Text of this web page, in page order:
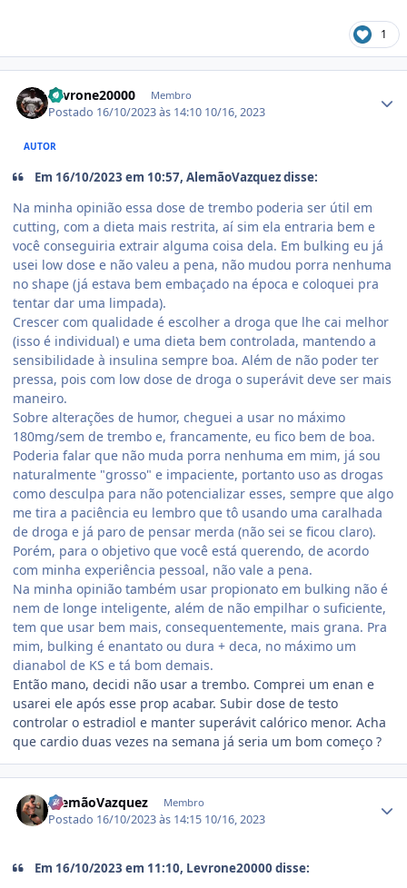
1
Levrone20000 Membro
Postado 16/10/2023 às 14:10 10/16, 2023
AUTOR
Em 16/10/2023 em 10:57, AlemãoVazquez disse:
Na minha opinião essa dose de trembo poderia ser útil em
cutting, com a dieta mais restrita, aí sim ela entraria bem e
você conseguiria extrair alguma coisa dela. Em bulking eu já
usei low dose e não valeu a pena, não mudou porra nenhuma
no shape (já estava bem embaçado na época e coloquei pra
tentar dar uma limpada).
Crescer com qualidade é escolher a droga que lhe cai melhor
(isso é individual) e uma dieta bem controlada, mantendo a
sensibilidade à insulina sempre boa. Além de não poder ter
pressa, pois com low dose de droga o superávit deve ser mais
maneiro.
Sobre alterações de humor, cheguei a usar no máximo
180mg/sem de trembo e, francamente, eu fico bem de boa.
Poderia falar que não muda porra nenhuma em mim, já sou
naturalmente "grosso" e impaciente, portanto uso as drogas
como desculpa para não potencializar esses, sempre que algo
me tira a paciência eu lembro que tô usando uma caralhada
de droga e já paro de pensar merda (não sei se ficou claro).
Porém, para o objetivo que você está querendo, de acordo
com minha experiência pessoal, não vale a pena.
Na minha opinião também usar propionato em bulking não é
nem de longe inteligente, além de não empilhar o suficiente,
tem que usar bem mais, consequentemente, mais grana. Pra
mim, bulking é enantato ou dura + deca, no máximo um
dianabol de KS e tá bom demais.
Então mano, decidi não usar a trembo. Comprei um enan e
usarei ele após esse prop acabar. Subir dose de testo
controlar o estradiol e manter superávit calórico menor. Acha
que cardio duas vezes na semana já seria um bom começo ?
AlemãoVazquez Membro
Postado 16/10/2023 às 14:15 10/16, 2023
Em 16/10/2023 em 11:10, Levrone20000 disse: